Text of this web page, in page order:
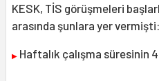
KESK, TİS görüşmeleri
arasında şunlara yer vermişti:
▶ Haftalık çalışma süresinin